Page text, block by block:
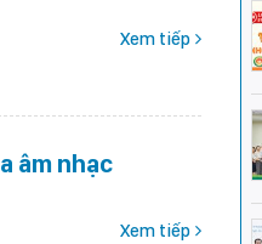
Xem tiếp
âm nhạc
Xem tiếp